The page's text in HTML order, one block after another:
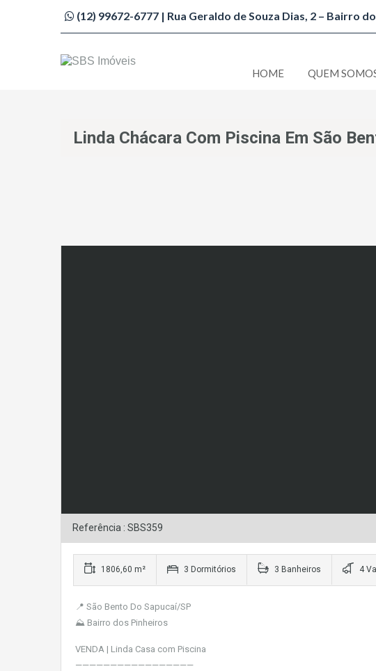
(12) 99672-6777 | Rua Geraldo de Souza Dias, 2 – Bairro
HOME QUEM
Linda Chácara Com Piscina Em São
Referência : SBS359
1806,60 m² 3 Dormitórios 3 Banheiros 4
📍 São Bento Do Sapucaí/SP
⛰ Bairro dos Pinheiros
VENDA | Linda Casa com Piscina
—————————————————